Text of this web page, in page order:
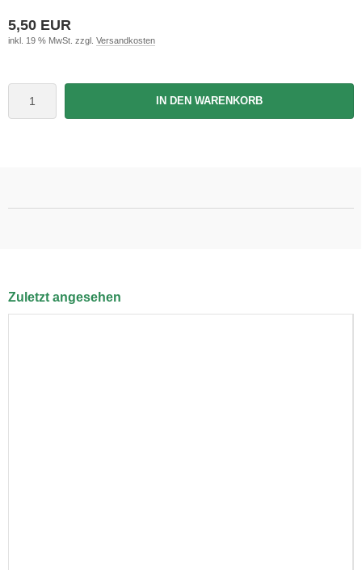
5,50 EUR
inkl. 19 % MwSt. zzgl. Versandkosten
IN DEN WARENKORB
Zuletzt angesehen